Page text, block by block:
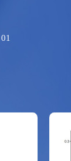
01